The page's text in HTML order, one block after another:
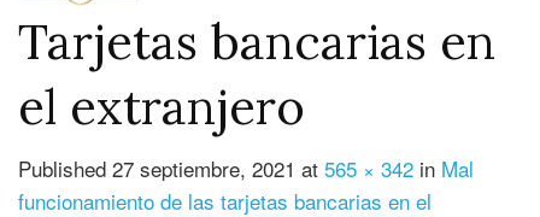
Tarjetas bancarias en
el extranjero
Published 27 septiembre, 2021 at 565 × 342 in Mal
funcionamiento de las tarjetas bancarias en el